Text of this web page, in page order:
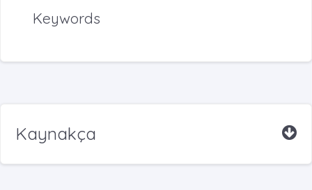
Keywords
Kaynakça